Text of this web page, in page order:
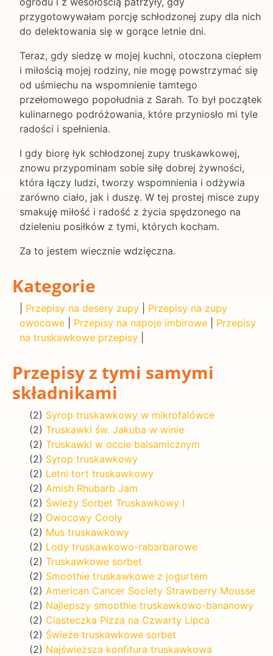
przygotowywałam porcję schłodzonej zupy dla nich
do delektowania się w gorące letnie dni.
Teraz, gdy siedzę w mojej kuchni, otoczona ciepłem
i miłością mojej rodziny, nie mogę powstrzymać się
od uśmiechu na wspomnienie tamtego
przełomowego popołudnia z Sarah. To był początek
kulinarnego podróżowania, które przyniosło mi tyle
radości i spełnienia.
I gdy biorę łyk schłodzonej zupy truskawkowej,
znowu przypominam sobie siłę dobrej żywności,
która łączy ludzi, tworzy wspomnienia i odżywia
zarówno ciało, jak i duszę. W tej prostej misce zupy
smakuję miłość i radość z życia spędzonego na
dzieleniu posiłków z tymi, których kocham.
Za to jestem wiecznie wdzięczna.
Kategorie
Przepisy na desery zupy
Przepisy na zupy
owocowe
Przepisy na napoje imbirowe
Przepisy
na truskawkowe przepisy
Przepisy z tymi samymi
składnikami
(2) Syrop truskawkowy w mikrofalówce
(2) Truskawki św. Jakuba w winie
(2) Truskawki w occie balsamicznym
(2) Syrop truskawkowy
(2) Letni tort truskawkowy
(2) Amish Rhubarb Jam
(2) Świeży Sorbet Truskawkowy I
(2) Owocowy Cooly
(2) Mus truskawkowy
(2) Lody truskawkowo-rabarbarowe
(2) Truskawkowe sorbet
(2) Smoothie truskawkowe z jogurtem
(2) American Cancer Society Strawberry Mousse
(2) Najlepszy smoothie truskawkowo-bananowy
(2) Ciasteczka Pizza na Czwarty Lipca
(2) Świeże truskawkowe sorbet
(2) Najświeższa konfitura truskawkowa